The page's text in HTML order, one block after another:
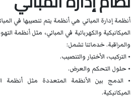
أنظمة إدارة المباني هي أنظمة يتم تنصيبها في
الميكانيكية والكهربائية في المباني، مثل أنظمة
والمراقبة. خدماتنا تشمل:
• التركيب، الأختبار والتنصيب.
• حلول التحكم والعرض.
• الدمج بين الأنظمة المتعددة مثل أنظمة
الميكانيكية.